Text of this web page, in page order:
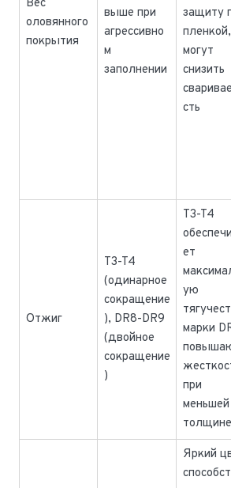
Вес
оловянного
покрытия
выше при
агрессивно
м
заполнении
защиту
могут
снизить
сть
Отжиг
T3-T4
(одинарное
сокращение
), DR8-DR9
(двойное
сокращение
)
T3-T4
ет
ую
марки
при
меньшей
толщине
Яркий